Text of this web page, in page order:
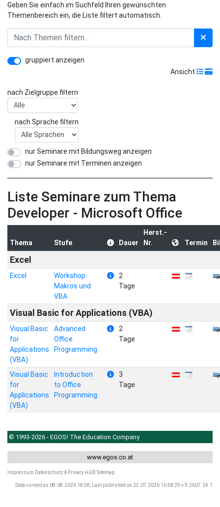
Geben Sie einfach im Suchfeld Ihren gewünschten
Themenbereich ein, die Liste filtert automatisch.
gruppiert anzeigen
Ansicht
nach Zielgruppe filtern
nach Sprache filtern
nur Seminare mit Bildungsweg anzeigen
nur Seminare mit Terminen anzeigen
Liste Seminare zum Thema
Developer - Microsoft Office
Thema Stufe Dauer
Herst.-
Nr.
Termin
Excel
Excel
Workshop:
Makros und
VBA
2
Tage
Visual Basic for Applications (VBA)
Visual Basic
for
Applications
(VBA)
Advanced
Office
Programming
2
Tage
Visual Basic
for
Applications
(VBA)
Introduction
to Office
Programming
3
Tage
© 1993-2026 - EGOS! The Education Company
www.egos.co.at
Impressum Datenschutz & PrivacyAGB Sitemap
Data current as 08.08.2026 18:58, Last published on 23.07.2026 16:58:29 v.9.2607.24.1